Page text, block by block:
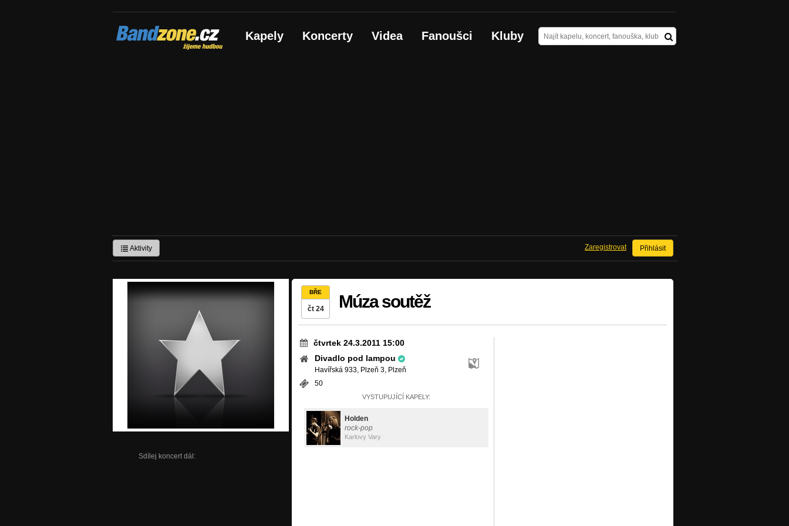
Bandzone.cz
žijeme hudbou Kapely Koncerty Videa Fanoušci Kluby
Aktivity Přihlásit
Zaregistrovat
Sdílej koncert dál:
BŘE
čt 24 Múza soutěž
čtvrtek 24.3.2011 15:00
Divadlo pod lampou
Havířská 933, Plzeň 3, Plzeň
50
VYSTUPUJÍCÍ KAPELY:
Holden
rock-pop
Karlovy Vary